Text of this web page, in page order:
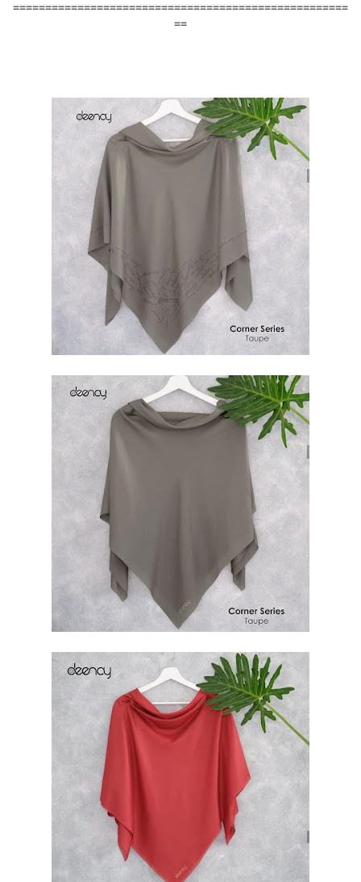
====================================================
==